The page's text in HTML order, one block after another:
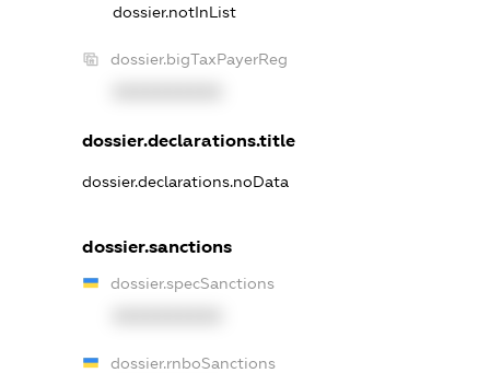
dossier.notInList
dossier.bigTaxPayerReg
dossier.declarations.title
dossier.declarations.noData
dossier.sanctions
dossier.specSanctions
dossier.rnboSanctions